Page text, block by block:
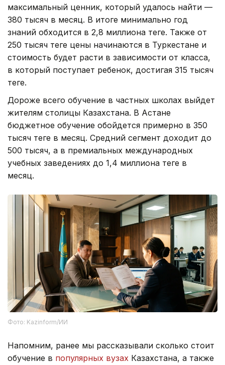
максимальный ценник, который удалось найти —
380 тысяч в месяц. В итоге минимально год
знаний обходится в 2,8 миллиона теңге. Также от
250 тысяч теңге цены начинаются в Туркестане и
стоимость будет расти в зависимости от класса,
в который поступает ребенок, достигая 315 тысяч
теңге.
Дороже всего обучение в частных школах выйдет
жителям столицы Казахстана. В Астане
бюджетное обучение обойдется примерно в 350
тысяч теңге в месяц. Средний сегмент доходит до
500 тысяч, а в премиальных международных
учебных заведениях до 1,4 миллиона теңге в
месяц.
Фото: Kazinform/ИИ
Напомним, ранее мы рассказывали сколько стоит
обучение в популярных вузах Казахстана, а также